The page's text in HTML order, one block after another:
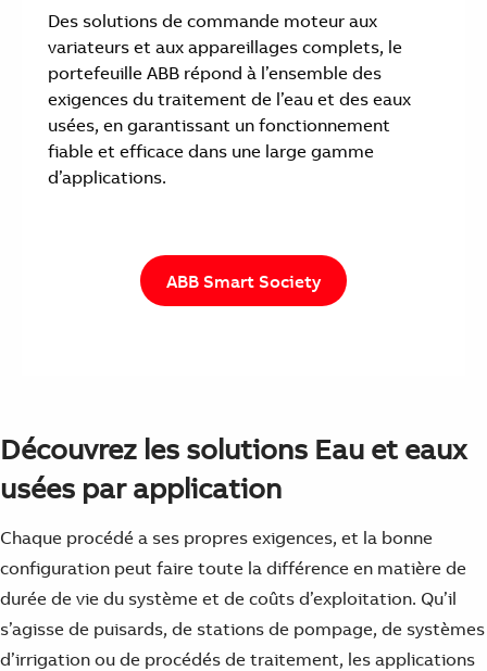
Des solutions de commande moteur aux
variateurs et aux appareillages complets, le
portefeuille ABB répond à l’ensemble des
exigences du traitement de l’eau et des eaux
usées, en garantissant un fonctionnement
fiable et efficace dans une large gamme
d’applications.
ABB Smart Society
Découvrez les solutions Eau et eaux
usées par application
Chaque procédé a ses propres exigences, et la bonne
configuration peut faire toute la différence en matière de
durée de vie du système et de coûts d’exploitation. Qu’il
s’agisse de puisards, de stations de pompage, de systèmes
d’irrigation ou de procédés de traitement, les applications